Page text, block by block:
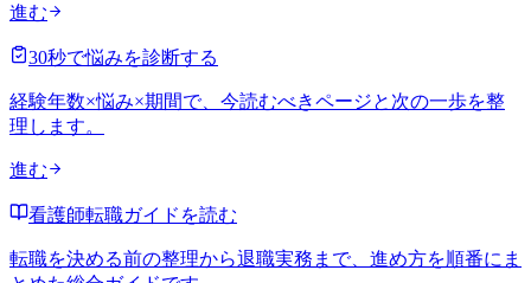
進む
30秒で悩みを診断する
経験年数×悩み×期間で、今読むべきページと次の一歩を整
理します。
進む
看護師転職ガイドを読む
転職を決める前の整理から退職実務まで、進め方を順番にま